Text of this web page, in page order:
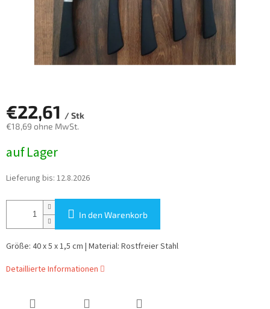
€22,61 / Stk
€18,69 ohne MwSt.
auf Lager
Lieferung bis: 12.8.2026
In den Warenkorb
Größe: 40 x 5 x 1,5 cm | Material: Rostfreier Stahl
Detaillierte Informationen